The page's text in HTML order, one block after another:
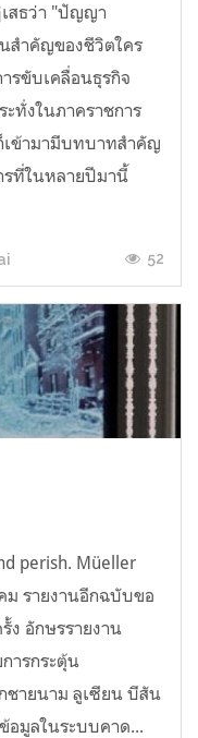
สธว่า "ปัญญา
สำคัญของชีวิตใคร
รขับเคลื่อนธุรกิจ
ทั่งในภาคราชการ
เข้ามามีบทบาทสำคัญ
รที่ในหลายปีมานี้
52
perish. Müeller
ม รายงานอีกฉบับขอ
ง อักษรรายงาน
ารกระตุ้น
ชายนาม ลูเซียน บีสัน
อมูลในระบบคาด...